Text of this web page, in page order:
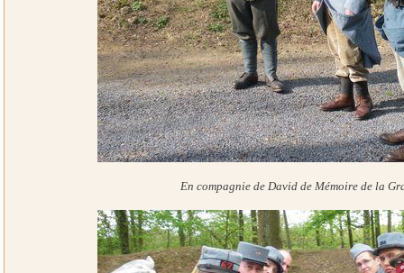
En compagnie de David de Mémoire de la